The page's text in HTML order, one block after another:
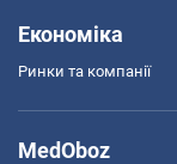
Економіка
Ринки та компанії
MedOboz